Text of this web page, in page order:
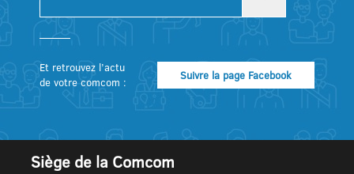
Et retrouvez l’actu
de votre comcom :
Suivre la page Facebook
Siège de la Comcom